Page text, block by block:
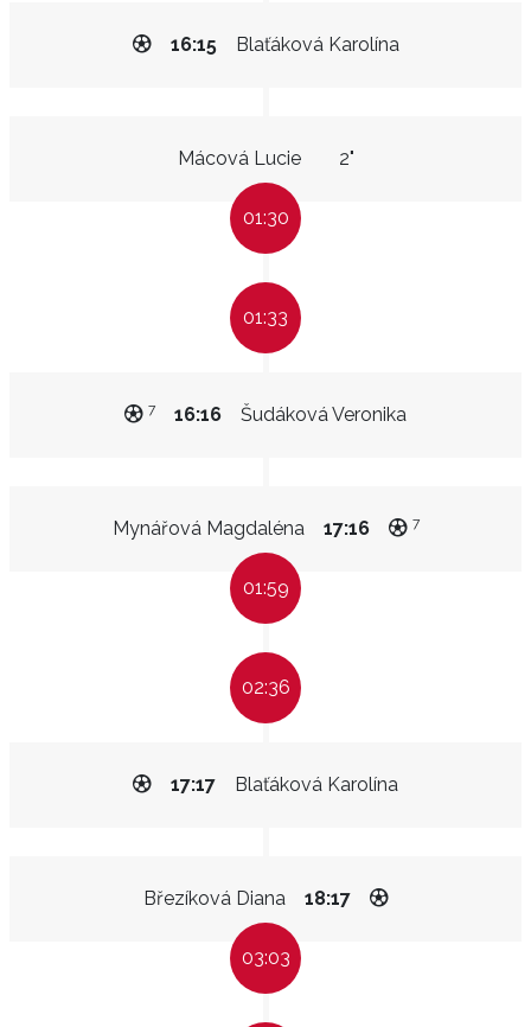
Blaťáková Karolína
16:15
Mácová Lucie 2"
01:30
01:33
Šudáková Veronika
16:16
7
Mynářová Magdaléna 17:16 7
01:59
02:36
Blaťáková Karolína
17:17
Březíková Diana 18:17
03:03